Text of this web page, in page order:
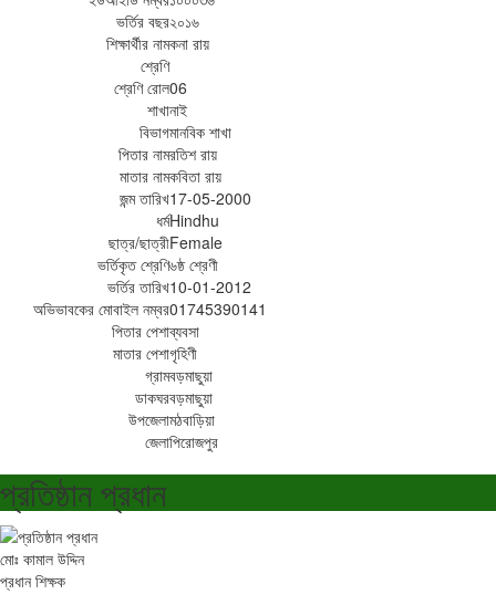
ভর্তির বছর২০১৬
শিক্ষার্থীর নামকনা রায়
শ্রেণি
শ্রেণি রোল06
শাখানাই
বিভাগমানবিক শাখা
পিতার নামরতিশ রায়
মাতার নামকবিতা রায়
জন্ম তারিখ17-05-2000
ধর্মHindhu
ছাত্র/ছাত্রীFemale
ভর্তিকৃত শ্রেণি৬ষ্ঠ শ্রেণী
ভর্তির তারিখ10-01-2012
অভিভাবকের মোবাইল নম্বর01745390141
পিতার পেশাব্যবসা
মাতার পেশাগৃহিণী
গ্রামবড়মাছুয়া
ডাকঘরবড়মাছুয়া
উপজেলামঠবাড়িয়া
জেলাপিরোজপুর
প্রতিষ্ঠান প্রধান
মোঃ কামাল উদ্দিন
প্রধান শিক্ষক